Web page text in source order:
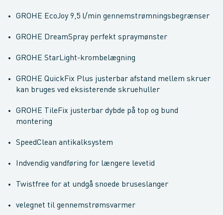
GROHE EcoJoy 9,5 l/min gennemstrømningsbegrænser
GROHE DreamSpray perfekt spraymønster
GROHE StarLight-krombelægning
GROHE QuickFix Plus justerbar afstand mellem skruer
kan bruges ved eksisterende skruehuller
GROHE TileFix justerbar dybde på top og bund
montering
SpeedClean antikalksystem
Indvendig vandføring for længere levetid
Twistfree for at undgå snoede bruseslanger
velegnet til gennemstrømsvarmer